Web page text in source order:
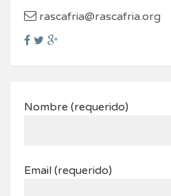
rascafria@rascafria.org
Nombre (requerido)
Email (requerido)